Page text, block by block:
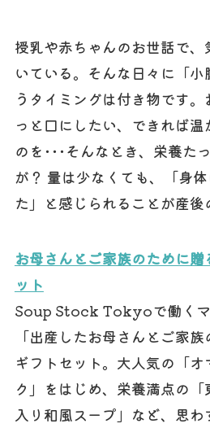
授乳や赤ちゃんのお世話で
いている。そんな日々に「
うタイミングは付き物です
っと口にしたい、できれば
のを･･･そんなとき、栄養た
が？ 量は少なくても、「身
た」と感じられることが産後
お母さんとご家族のために
ット
Soup Stock Tokyoで働くマ
「出産したお母さんとご家
ギフトセット。大人気の「
ク」をはじめ、栄養満点の
入り和風スープ」など、思